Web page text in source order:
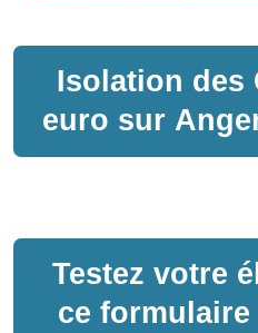
Isolation des
euro sur
Testez votre
ce